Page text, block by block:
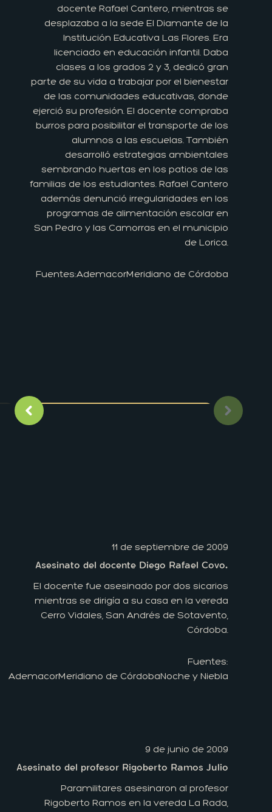
docente Rafael Cantero, mientras se
desplazaba a la sede El Diamante de la
Institución Educativa Las Flores. Era
licenciado en educación infantil. Daba
clases a los grados 2 y 3, dedicó gran
parte de su vida a trabajar por el bienestar
de las comunidades educativas, donde
ejerció su profesión. El docente compraba
burros para posibilitar el transporte de los
alumnos a las escuelas. También
desarrolló estrategias ambientales
sembrando huertas en los patios de las
familias de los estudiantes. Rafael Cantero
además denunció irregularidades en los
programas de alimentación escolar en
San Pedro y las Camorras en el municipio
de Lorica.
Fuentes:AdemacorMeridiano de Córdoba
Imagen anterior
11 de septiembre de 2009
Asesinato del docente Diego Rafael Covo.
El docente fue asesinado por dos sicarios
mientras se dirigía a su casa en la vereda
Cerro Vidales, San Andrés de Sotavento,
Córdoba.
Fuentes:
AdemacorMeridiano de CórdobaNoche y Niebla
9 de junio de 2009
Asesinato del profesor Rigoberto Ramos Julio
Paramilitares asesinaron al profesor
Rigoberto Ramos en la vereda La Rada,